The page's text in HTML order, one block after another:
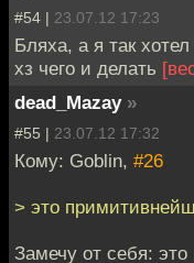
#54 | 23.07.12 17:23
Бляха, а я так
хз чего и делать
dead_Mazay »
#55 | 23.07.12 17:32
Кому: Goblin, #26
> это
Замечу от себя: